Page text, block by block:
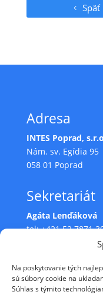
Na poskytovanie tých
sú súbory cookie na
Súhlas s týmito
Späť
Adresa
INTES Poprad,
Nám. sv. Egídia 95
058 01 Poprad
Sekretariát
Agáta Lenďáková
tel: +421 52 7871